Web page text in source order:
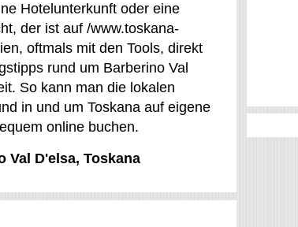
Hotelunterkunft oder eine
der ist auf /www.toskana-
oftmals mit den Tools, direkt
rund um Barberino Val
So kann man die lokalen
in und um Toskana auf eigene
online buchen.
D'elsa, Toskana